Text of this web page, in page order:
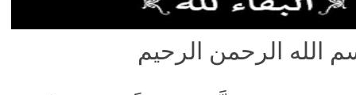
الرحمن الرحيم